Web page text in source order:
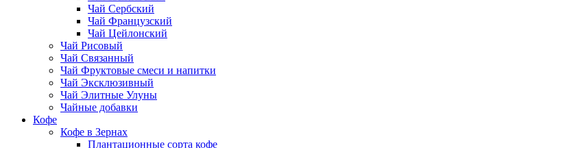
Чай Сербский
Чай Французский
Чай Цейлонский
Чай Рисовый
Чай Связанный
Чай Фруктовые смеси и напитки
Чай Эксклюзивный
Чай Элитные Улуны
Чайные добавки
Кофе
Кофе в Зернах
Плантационные сорта кофе